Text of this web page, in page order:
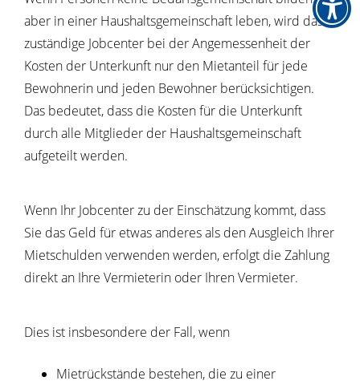
aber in einer Haushaltsgemeinschaft leben, wird das
zuständige Jobcenter bei der Angemessenheit der
Kosten der Unterkunft nur den Mietanteil für jede
Bewohnerin und jeden Bewohner berücksichtigen.
Das bedeutet, dass die Kosten für die Unterkunft
durch alle Mitglieder der Haushaltsgemeinschaft
aufgeteilt werden.
Wenn Ihr Jobcenter zu der Einschätzung kommt, dass
Sie das Geld für etwas anderes als den Ausgleich Ihrer
Mietschulden verwenden werden, erfolgt die Zahlung
direkt an Ihre Vermieterin oder Ihren Vermieter.
Dies ist insbesondere der Fall, wenn
Mietrückstände bestehen, die zu einer